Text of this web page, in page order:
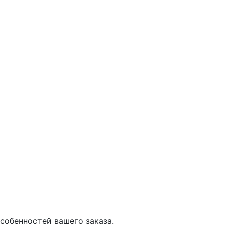
вашего заказа.